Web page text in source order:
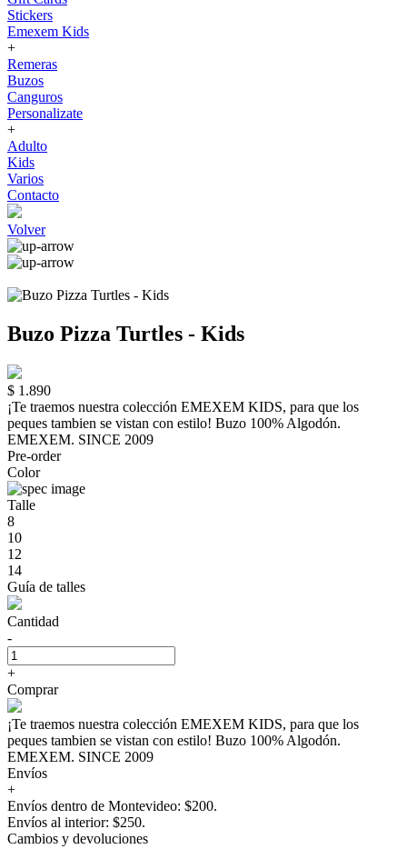
Stickers
Emexem Kids
+
Remeras
Buzos
Canguros
Personalizate
+
Adulto
Kids
Varios
Contacto
Volver
Buzo Pizza Turtles - Kids
$ 1.890
¡Te traemos nuestra colección EMEXEM KIDS, para que los
peques tambien se vistan con estilo! Buzo 100% Algodón.
EMEXEM. SINCE 2009
Pre-order
Color
Talle
8
10
12
14
Guía de talles
Cantidad
-
+
Comprar
¡Te traemos nuestra colección EMEXEM KIDS, para que los
peques tambien se vistan con estilo! Buzo 100% Algodón.
EMEXEM. SINCE 2009
Envíos
+
Envíos dentro de Montevideo: $200.
Envíos al interior: $250.
Cambios y devoluciones